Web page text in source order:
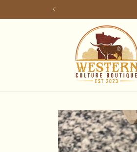
Skip to
product
information